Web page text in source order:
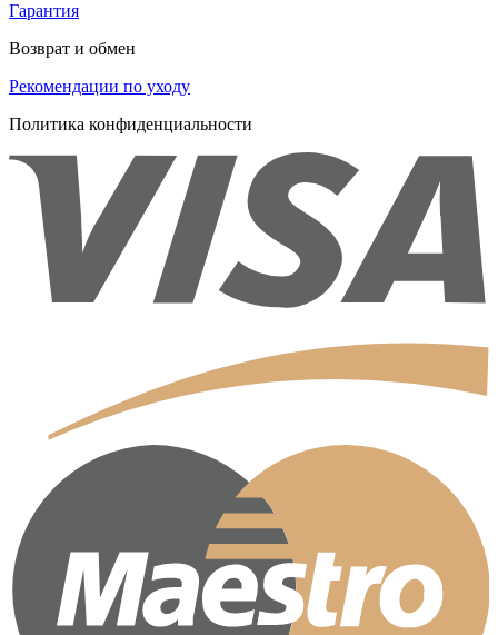
Гарантия
Возврат и обмен
Рекомендации по уходу
Политика конфиденциальности